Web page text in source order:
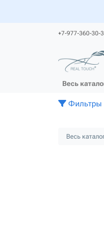
+7-977-360-30-
Весь
Фильтры
Весь